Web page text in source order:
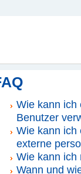
Wie kann ich
Benutzer
Wie kann ich
externe
Wie kann ich
Wann und